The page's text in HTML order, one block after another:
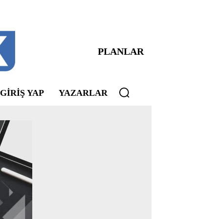
PLANLAR
YAP YAZARLAR